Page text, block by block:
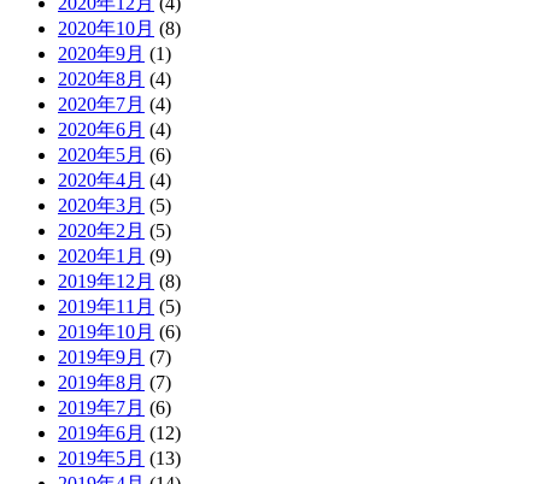
2020年10月 (8)
2020年9月 (1)
2020年8月 (4)
2020年7月 (4)
2020年6月 (4)
2020年5月 (6)
2020年4月 (4)
2020年3月 (5)
2020年2月 (5)
2020年1月 (9)
2019年12月 (8)
2019年11月 (5)
2019年10月 (6)
2019年9月 (7)
2019年8月 (7)
2019年7月 (6)
2019年6月 (12)
2019年5月 (13)